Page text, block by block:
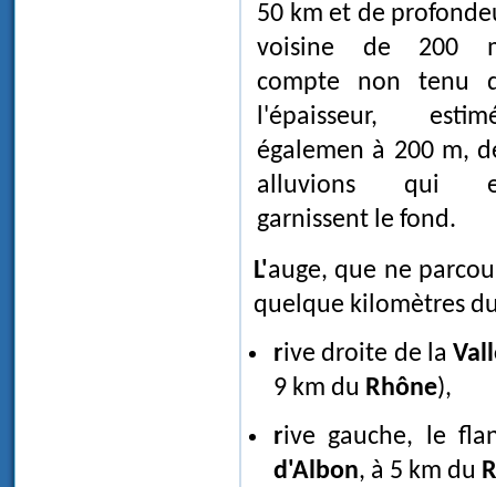
50 km et de
voisine de 200
compte non tenu
l'épaisseur,
égalemen à 200 m,
alluvions qui
garnissent le fond.
L'auge, que ne parcourt aucune rivière de taille appréciable, se poursuit jusqu'à
quelque kilomètres
rive droite de la
9 km du Rhône),
rive gauche, le
d'Albon, à 5 km du